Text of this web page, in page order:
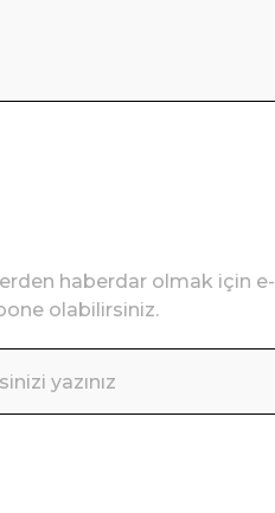
haberdar olmak için e-
olabilirsiniz.